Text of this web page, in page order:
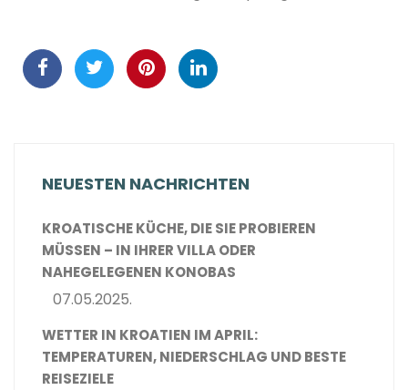
NEUESTEN NACHRICHTEN
KROATISCHE KÜCHE, DIE SIE PROBIEREN
MÜSSEN – IN IHRER VILLA ODER
NAHEGELEGENEN KONOBAS
07.05.2025.
WETTER IN KROATIEN IM APRIL:
TEMPERATUREN, NIEDERSCHLAG UND BESTE
REISEZIELE